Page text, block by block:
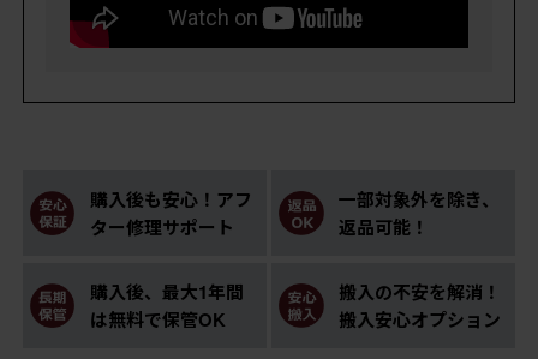
購入後も安心！アフ
ター修理サポート
一部対象外を除き、
返品可能！
購入後、最大1年間
は無料で保管OK
搬入の不安を解消！
搬入安心オプション